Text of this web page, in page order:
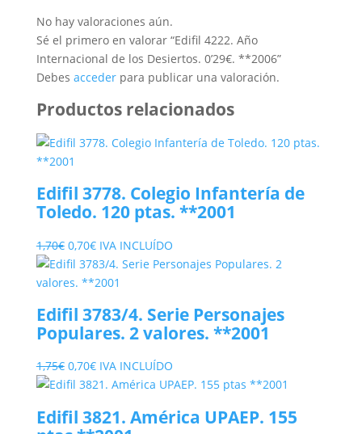
No hay valoraciones aún.
Sé el primero en valorar “Edifil 4222. Año
Internacional de los Desiertos. 0’29€. **2006”
Debes accederpara publicar una valoración.
Productos relacionados
Edifil 3778. Colegio Infantería de
Toledo. 120 ptas. **2001
1,70€ El
precio
original
1,70€.
0,70€El
precio
actual
0,70€.
IVA INCLUÍDO
Edifil 3783/4. Serie Personajes
Populares. 2 valores. **2001
1,75€ El
precio
era:
0,70€El
precio
es:
IVA INCLUÍDO
Edifil 3821. América UPAEP. 155